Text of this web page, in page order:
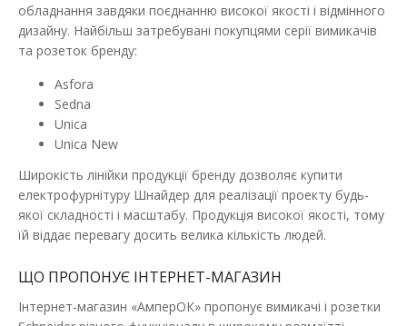
Розетка Schneider Asfora біла 2-на з заземленням
Наявність: В наявності
Schneider Electric Asfora - це простий та елегантний дизайн
виробів, що ідеально поєднуватиметься з ..
обладнання завдяки поєднанню високої якості і відмінного
дизайну. Найбільш затребувані покупцями серії вимикачів
та розеток бренду:
Asfora
Sedna
Unica
Unica New
Широкість лінійки продукції бренду дозволяє купити
електрофурнітуру Шнайдер для реалізації проекту будь-
якої складності і масштабу. Продукція високої якості, тому
їй віддає перевагу досить велика кількість людей.
ЩО ПРОПОНУЄ ІНТЕРНЕТ-МАГАЗИН
Інтернет-магазин «АмперОК» пропонує вимикачі і розетки